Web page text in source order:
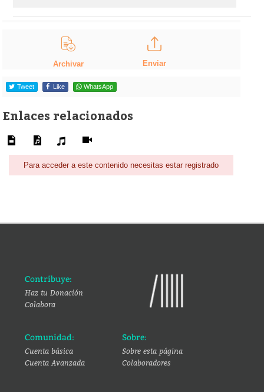
Archivar Enviar
Tweet Like WhatsApp
Enlaces relacionados
Para acceder a este contenido necesitas estar registrado
Contribuye:
Haz tu Donación
Colabora
Comunidad:
Cuenta básica
Cuenta Avanzada
Sobre:
Sobre esta página
Colaboradores